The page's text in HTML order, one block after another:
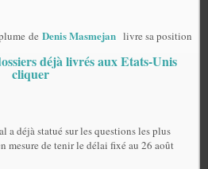
de Denis Masmejan livre sa position
déjà livrés aux Etats-Unis
cliquer
a déjà statué sur les questions les plus
mesure de tenir le délai fixé au 26 août